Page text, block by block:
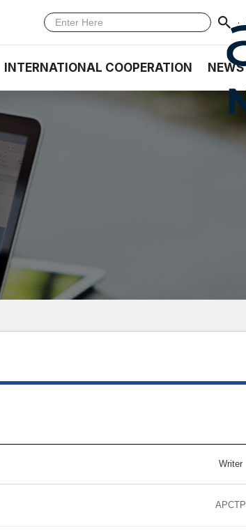
·
INTERNATIONAL COOPERATION NEWS
Writer
APCTP